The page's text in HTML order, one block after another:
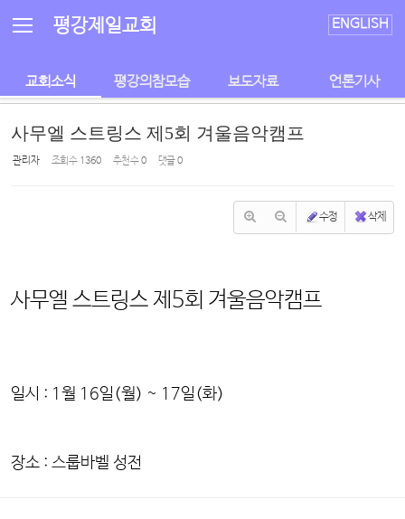
평강제일교회 ENGLISH
교회소식 평강의참모습 보도자료 언론기사
사무엘 스트링스 제5회 겨울음악캠프
관리자 조회 수 1360 추천 수0 댓글0
수정 삭제
사무엘 스트링스 제5회 겨울음악캠프
일시 : 1월 16일(월) ~ 17일(화)
장소 : 스룹바벨 성전